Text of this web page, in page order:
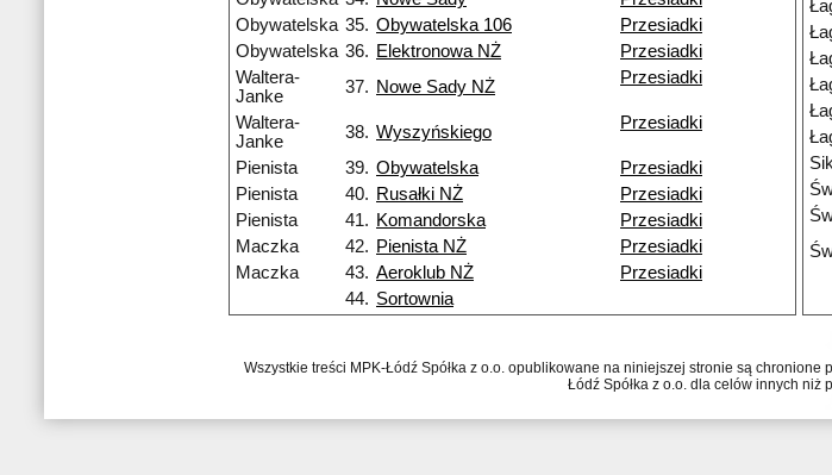
Obywatelska 35. Obywatelska 106
Przesiadki
Obywatelska 36. Elektronowa NŻ
Przesiadki
Waltera-
Janke
37. Nowe Sady NŻ Przesiadki
Waltera-
Janke
38. Wyszyńskiego Przesiadki
Pienista 39. Obywatelska
Przesiadki
Pienista
40. Rusałki NŻ
Przesiadki
Pienista
41. Komandorska
Przesiadki
Maczka
42. Pienista NŻ
Przesiadki
Maczka
43. Aeroklub NŻ
Przesiadki
44. Sortownia
Wszystkie treści MPK-Łódź Spółka z o.o. opublikowane na niniejszej stronie są
Łódź Spółka z o.o. dla celów innych niż